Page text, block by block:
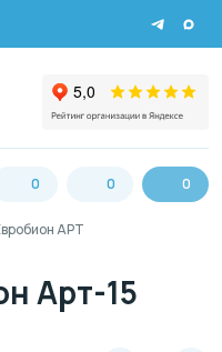
0 0 0
АРТ
Арт-15